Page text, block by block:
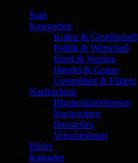
Start
Kategorien
Kultur & Gesellschaft
Politik & Wirtschaft
Sport & Vereine
Handel & Gastro
Gesundheit & Fitness
Nachrichten
Blaulichtmeldungen
Nachrichten
Baustellen
Verschiedenes
Bilder
Kalender